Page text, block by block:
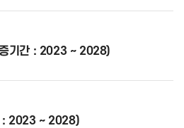
기간 : 2023 ~ 2028)
: 2023 ~ 2028)